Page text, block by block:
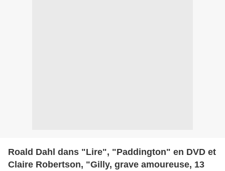
Roald Dahl dans "Lire", "Paddington" en DVD et
Claire Robertson, "Gilly, grave amoureuse, 13